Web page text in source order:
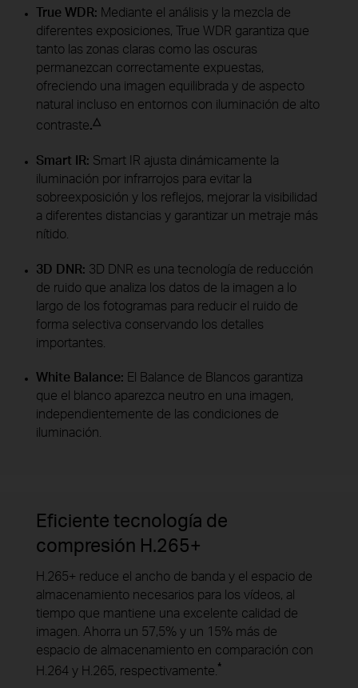
True WDR: Mediante el análisis y la mezcla de
diferentes exposiciones, True WDR garantiza que
tanto las zonas claras como las oscuras
permanezcan correctamente expuestas,
ofreciendo una imagen equilibrada y de aspecto
natural incluso en entornos con iluminación de alto
contraste.△
Smart IR: Smart IR ajusta dinámicamente la
iluminación por infrarrojos para evitar la
sobreexposición y los reflejos, mejorar la visibilidad
a diferentes distancias y garantizar un metraje más
nítido.
3D DNR: 3D DNR es una tecnología de reducción
de ruido que analiza los datos de la imagen a lo
largo de los fotogramas para reducir el ruido de
forma selectiva conservando los detalles
importantes.
White Balance: El Balance de Blancos garantiza
que el blanco aparezca neutro en una imagen,
independientemente de las condiciones de
iluminación.
Eficiente tecnología de
compresión H.265+
H.265+ reduce el ancho de banda y el espacio de
almacenamiento necesarios para los vídeos, al
tiempo que mantiene una excelente calidad de
imagen. Ahorra un 57,5% y un 15% más de
espacio de almacenamiento en comparación con
H.264 y H.265, respectivamente.*